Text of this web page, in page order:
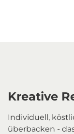
Kreative
Individuell,
überbacken -